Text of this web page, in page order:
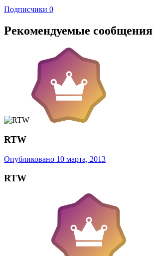
Подписчики 0
Рекомендуемые сообщения
RTW
Опубликовано 10 марта, 2013
RTW